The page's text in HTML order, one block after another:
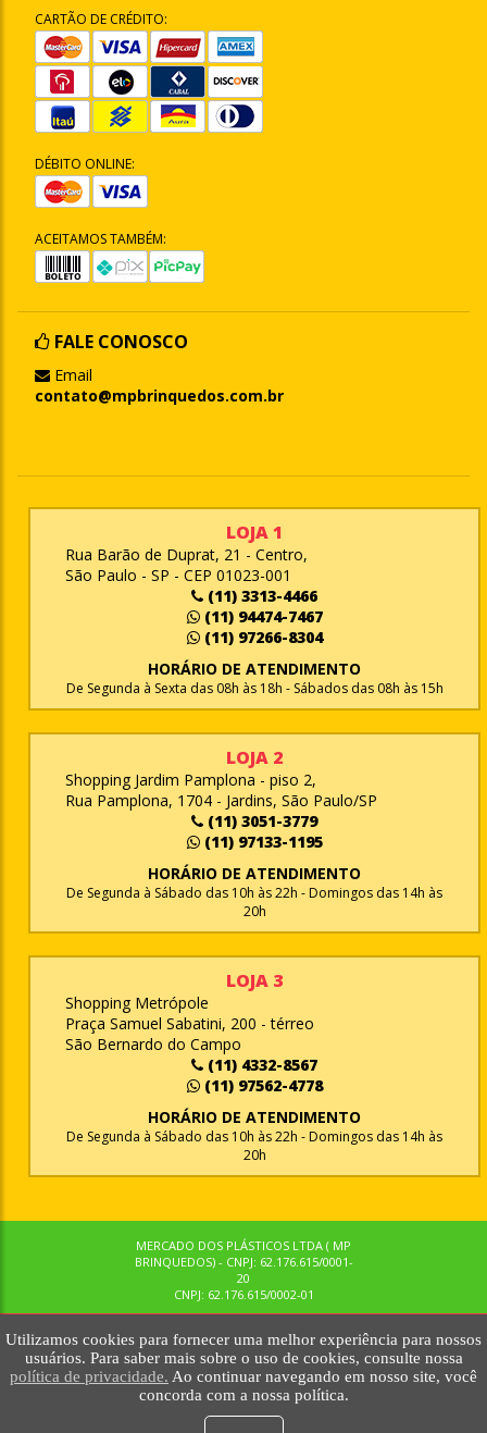
Utilizamos cookies para fornecer uma melhor experiência para nossos
usuários. Para saber mais sobre o uso de cookies, consulte nossa
política de privacidade. Ao continuar navegando em nosso site, você
concorda com a nossa política.
CARTÃO DE CRÉDITO:
DÉBITO ONLINE:
ACEITAMOS TAMBÉM:
FALE CONOSCO
Email
contato@mpbrinquedos.com.br
LOJA 1
Rua Barão de Duprat, 21 - Centro,
São Paulo - SP - CEP 01023-001
(11) 3313-4466
(11) 94474-7467
(11) 97266-8304
HORÁRIO DE ATENDIMENTO
De Segunda à Sexta das 08h às 18h - Sábados das 08h às 15h
LOJA 2
Shopping Jardim Pamplona - piso 2,
Rua Pamplona, 1704 - Jardins, São Paulo/SP
(11) 3051-3779
(11) 97133-1195
HORÁRIO DE ATENDIMENTO
De Segunda à Sábado das 10h às 22h - Domingos das 14h às
20h
LOJA 3
Shopping Metrópole
Praça Samuel Sabatini, 200 - térreo
São Bernardo do Campo
(11) 4332-8567
(11) 97562-4778
HORÁRIO DE ATENDIMENTO
De Segunda à Sábado das 10h às 22h - Domingos das 14h às
20h
MERCADO DOS PLÁSTICOS LTDA ( MP
BRINQUEDOS) - CNPJ: 62.176.615/0001-
20
CNPJ: 62.176.615/0002-01
© MPBRINQUEDOS. TODOS OS DIREITOS RESERVADOS. MKTNOW